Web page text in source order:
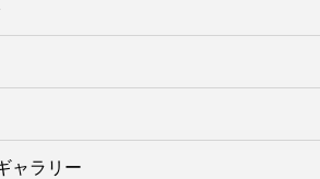
ャラリー